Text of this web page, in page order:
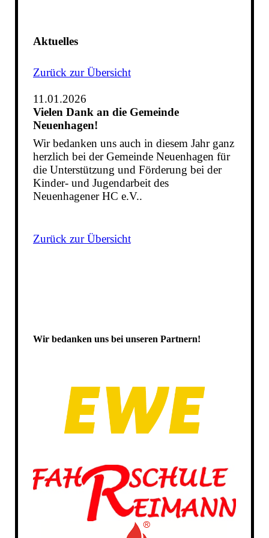
Aktuelles
Zurück zur Übersicht
11.01.2026
Vielen Dank an die Gemeinde
Neuenhagen!
Wir bedanken uns auch in diesem Jahr ganz
herzlich bei der Gemeinde Neuenhagen für
die Unterstützung und Förderung bei der
Kinder- und Jugendarbeit des
Neuenhagener HC e.V..
Zurück zur Übersicht
Wir bedanken uns bei unseren Partnern!